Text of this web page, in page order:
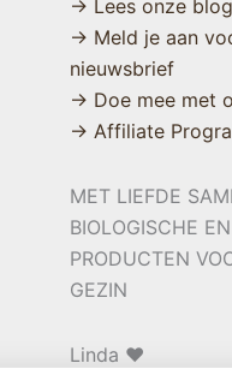
→ Lees onze
→ Meld je aan
nieuwsbrief
→ Doe mee met
→ Affiliate
MET LIEFDE
BIOLOGISCHE
PRODUCTEN
GEZIN
Linda ❤️